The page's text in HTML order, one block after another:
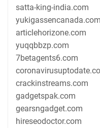
satta-king-india.com
yukigassencanada.com
articlehorizone.com
yuqqbbzp.com
7betagents6.com
crackinstreams.com
gadgetspak.com
gearsngadget.com
hireseodoctor.com